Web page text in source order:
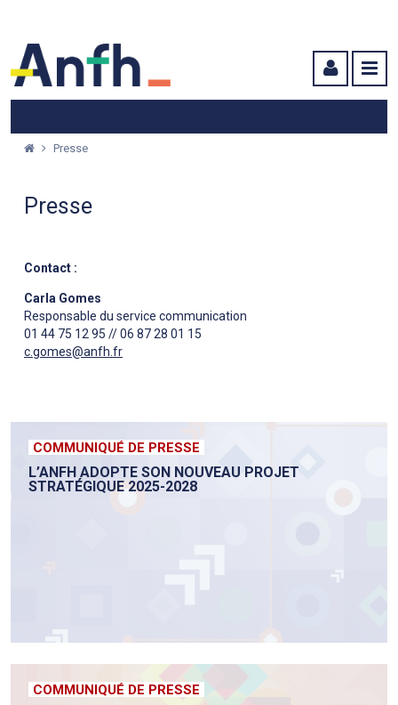
Presse
Presse
Contact :
Carla Gomes
Responsable du service communication
01 44 75 12 95 // 06 87 28 01 15
c.gomes@anfh.fr
COMMUNIQUÉ DE PRESSE
L’ANFH ADOPTE SON NOUVEAU PROJET
STRATÉGIQUE 2025-2028
COMMUNIQUÉ DE PRESSE